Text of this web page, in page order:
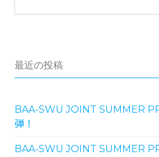
最近の投稿
BAA-SWU JOINT SUMMER
弾！
BAA-SWU JOINT SUMMER